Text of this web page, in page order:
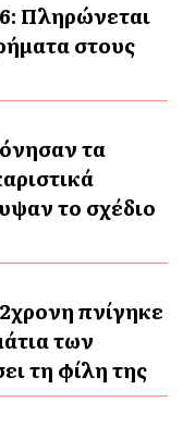
Πληρώνεται
στους
τα
το σχέδιο
πνίγηκε
των
τη φίλη της